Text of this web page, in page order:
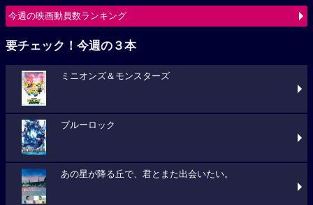
今週の映画動員数ランキング
要チェック！今週の３本
ミニオンズ＆モンスターズ
ブルーロック
あの星が降る丘で、君とまた出会いたい。